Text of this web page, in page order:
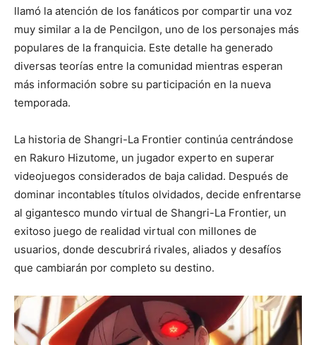
llamó la atención de los fanáticos por compartir una voz
muy similar a la de Pencilgon, uno de los personajes más
populares de la franquicia. Este detalle ha generado
diversas teorías entre la comunidad mientras esperan
más información sobre su participación en la nueva
temporada.
La historia de Shangri-La Frontier continúa centrándose
en Rakuro Hizutome, un jugador experto en superar
videojuegos considerados de baja calidad. Después de
dominar incontables títulos olvidados, decide enfrentarse
al gigantesco mundo virtual de Shangri-La Frontier, un
exitoso juego de realidad virtual con millones de
usuarios, donde descubrirá rivales, aliados y desafíos
que cambiarán por completo su destino.